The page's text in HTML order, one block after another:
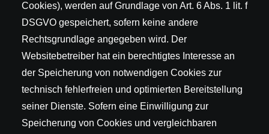
Cookies), werden auf Grundlage von Art. 6 Abs. 1 lit. f
DSGVO gespeichert, sofern keine andere
Rechtsgrundlage angegeben wird. Der
Websitebetreiber hat ein berechtigtes Interesse an
der Speicherung von notwendigen Cookies zur
technisch fehlerfreien und optimierten Bereitstellung
seiner Dienste. Sofern eine Einwilligung zur
Speicherung von Cookies und vergleichbaren